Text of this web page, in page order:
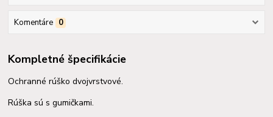
Komentáre 0
Kompletné špecifikácie
Ochranné rúško dvojvrstvové.
Rúška sú s gumičkami.